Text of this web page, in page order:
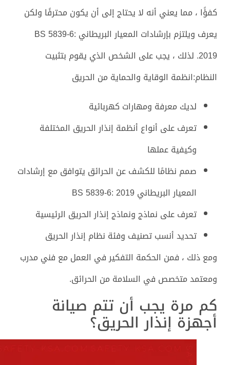
كفؤًا ، مما يعني أنه لا يحتاج إلى أن يكون محترفًا ولكن
يعرف ويلتزم بإرشادات المعيار البريطاني BS 5839-6:
2019. لذلك ، يجب على الشخص الذي يقوم بتثبيت
النظام:انظمة الوقاية والحماية من الحريق
لديك معرفة ومهارات كهربائية
تعرف على أنواع أنظمة إنذار الحريق المختلفة
وكيفية عملها
صمم نظامًا للكشف عن الحرائق يتوافق مع إرشادات
المعيار البريطاني BS 5839-6: 2019
تعرف على نماذج ونماذج إنذار الحريق الرئيسية
تحديد أنسب تصنيف وفئة نظام إنذار الحريق
ومع ذلك ، فمن الحكمة التفكير في العمل مع فني مدرب
ومعتمد متخصص في السلامة من الحرائق.
كم مرة يجب أن تتم صيانة
أجهزة إنذار الحريق؟